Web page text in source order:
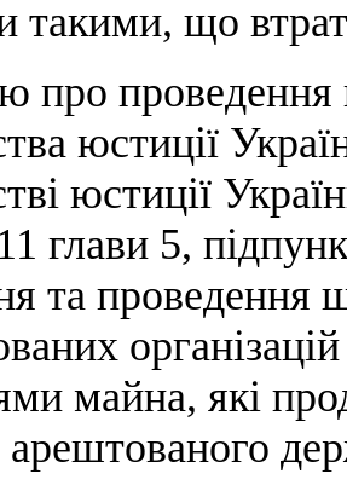
такими, що
про
юстиції
юстиції
глави 5,
та проведення
майна, які
арештованого